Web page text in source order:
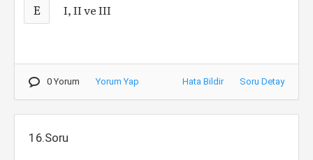
E I, II ve III
0 Yorum Yorum Yap Hata Bildir Soru Detay
16.Soru